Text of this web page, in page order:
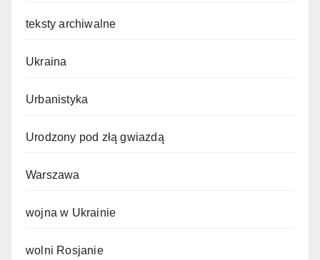
teksty archiwalne
Ukraina
Urbanistyka
Urodzony pod złą gwiazdą
Warszawa
wojna w Ukrainie
wolni Rosjanie